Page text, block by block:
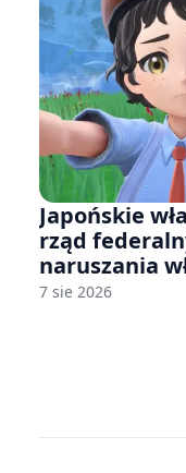
Japońskie
rząd
naruszania
japońskich
7 sie 2026